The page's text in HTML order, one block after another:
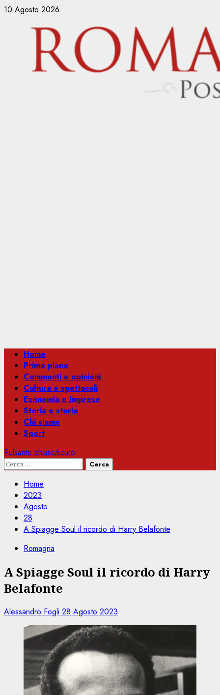
Vai
contenuto
10 Agosto 2026
Menu
principale
Home
Primo piano
Commenti e opinioni
Cultura e spettacoli
Economia e Imprese
Storia e storie
Chi siamo
Sport
Pulsante chiaro/scuro
Ricerca
Home
2023
Agosto
28
A Spiagge Soul il ricordo di Harry Belafonte
Romagna
A Spiagge Soul il ricordo di Harry
Belafonte
Alessandro Fogli 28 Agosto 2023